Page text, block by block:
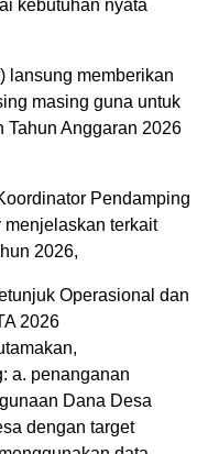
kebutuhan nyata
lansung memberikan
masing guna untuk
Tahun Anggaran 2026
Pendamping
menjelaskan terkait
2026,
Operasional dan
2026
a. penanganan
Dana Desa
dengan target